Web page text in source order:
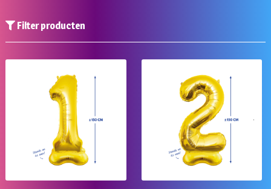
Onze winkel
Klantenservice
Inloggen
Filter producten